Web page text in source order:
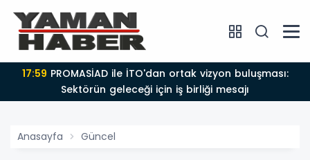
17:59
Sektörün geleceği için iş birliği mesajı
Anasayfa Güncel